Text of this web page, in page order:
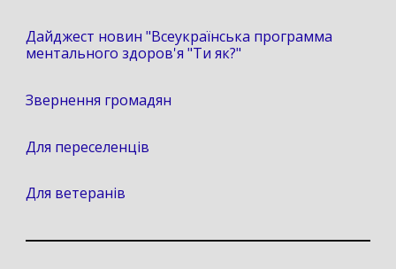
Дайджест новин "Всеукраїнська программа
ментального здоров'я "Ти як?"
Звернення громадян
Для переселенців
Для ветеранів